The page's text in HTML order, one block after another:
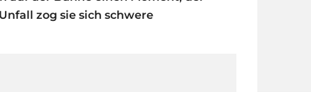
zog sie sich schwere